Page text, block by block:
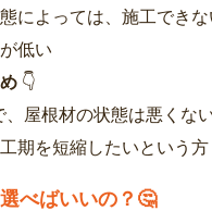
によっては、施工でき
低い
👇
屋根材の状態は悪くな
期を短縮したいという方
べばいいの？🤔